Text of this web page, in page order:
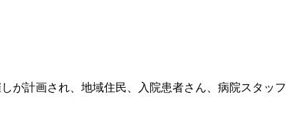
が計画され、地域住民、入院患者さん、病院スタッフ